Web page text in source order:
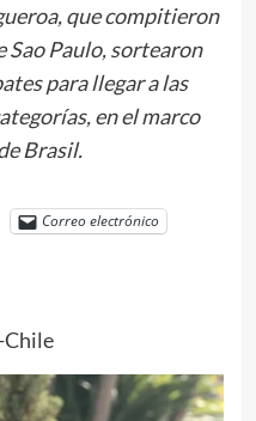
que compitieron
Sao Paulo, sortearon
para llegar a las
en el marco
Brasil.
Correo electrónico